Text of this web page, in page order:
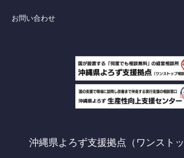
お問い合わせ
沖縄県よろず支援拠点（ワンストッ